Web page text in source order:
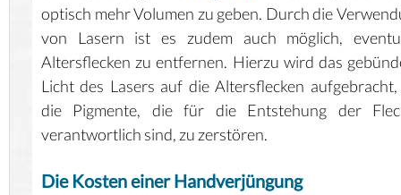
optisch mehr Volumen zu geben. Durch die
von Lasern ist es zudem auch möglich,
Altersflecken zu entfernen. Hierzu wird das
Licht des Lasers auf die Altersflecken
die Pigmente, die für die Entstehung der
verantwortlich sind, zu zerstören.
Die Kosten einer Handverjüngung